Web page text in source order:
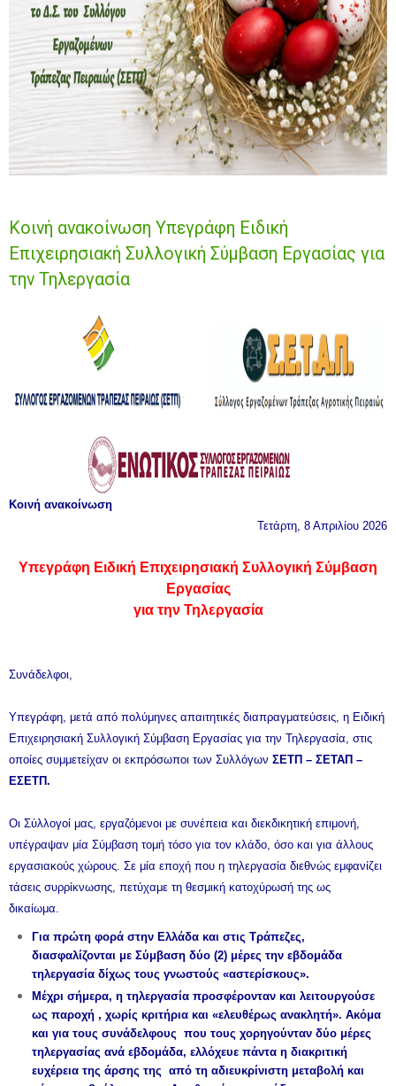
Κοινή ανακοίνωση Υπεγράφη Ειδική
Επιχειρησιακή Συλλογική Σύμβαση Εργασίας για
την Τηλεργασία
Κοινή ανακοίνωση
Τετάρτη, 8 Απριλίου 2026
Υπεγράφη Ειδική Επιχειρησιακή Συλλογική Σύμβαση
Εργασίας
για την Τηλεργασία
Συνάδελφοι,
Υπεγράφη, μετά από πολύμηνες απαιτητικές διαπραγματεύσεις, η Ειδική
Επιχειρησιακή Συλλογική Σύμβαση Εργασίας για την Τηλεργασία, στις
οποίες συμμετείχαν οι εκπρόσωποι των Συλλόγων ΣΕΤΠ – ΣΕΤΑΠ –
ΕΣΕΤΠ.
Οι Σύλλογοί μας, εργαζόμενοι με συνέπεια και διεκδικητική επιμονή,
υπέγραψαν μία Σύμβαση τομή τόσο για τον κλάδο, όσο και για άλλους
εργασιακούς χώρους. Σε μία εποχή που η τηλεργασία διεθνώς εμφανίζει
τάσεις συρρίκνωσης, πετύχαμε τη θεσμική κατοχύρωσή της ως
δικαίωμα.
Για πρώτη φορά στην Ελλάδα και στις Τράπεζες,
διασφαλίζονται με Σύμβαση δύο (2) μέρες την εβδομάδα
τηλεργασία δίχως τους γνωστούς «αστερίσκους».
Μέχρι σήμερα, η τηλεργασία προσφέρονταν και λειτουργούσε
ως παροχή , χωρίς κριτήρια και «ελευθέρως ανακλητή». Ακόμα
και για τους συνάδελφους που τους χορηγούνταν δύο μέρες
τηλεργασίας ανά εβδομάδα, ελλόχευε πάντα η διακριτική
ευχέρεια της άρσης της από τη αδιευκρίνιστη μεταβολή και